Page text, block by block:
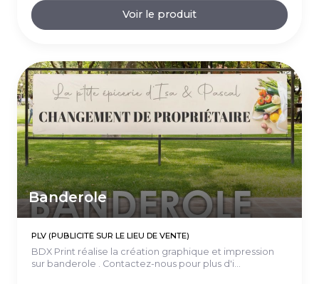
Voir le produit
Banderole
PLV (PUBLICITÉ SUR LE LIEU DE VENTE)
BDX Print réalise la création graphique et impression
sur banderole . Contactez-nous pour plus d'i...